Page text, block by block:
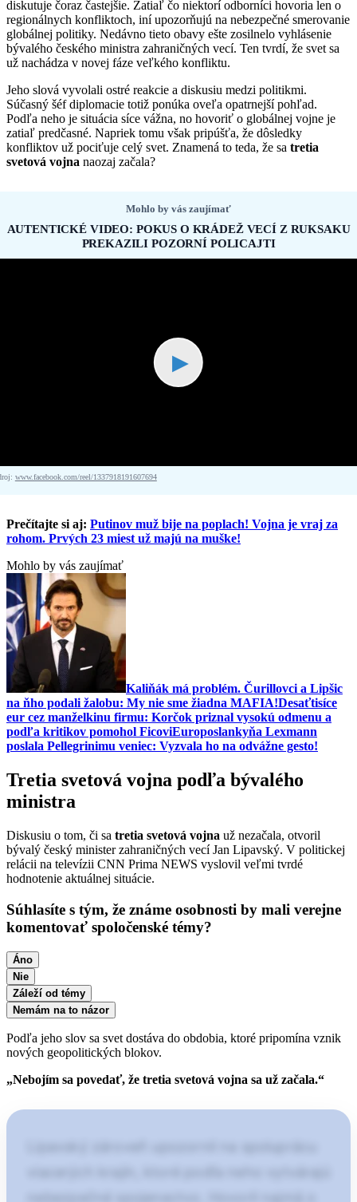
diskutuje čoraz častejšie. Zatiaľ čo niektorí odborníci hovoria len o
regionálnych konfliktoch, iní upozorňujú na nebezpečné smerovanie
globálnej politiky. Nedávno tieto obavy ešte zosilnelo vyhlásenie
bývalého českého ministra zahraničných vecí. Ten tvrdí, že svet sa
už nachádza v novej fáze veľkého konfliktu.
Jeho slová vyvolali ostré reakcie a diskusiu medzi politikmi.
Súčasný šéf diplomacie totiž ponúka oveľa opatrnejší pohľad.
Podľa neho je situácia síce vážna, no hovoriť o globálnej vojne je
zatiaľ predčasné. Napriek tomu však pripúšťa, že dôsledky
konfliktov už pociťuje celý svet. Znamená to teda, že sa tretia
svetová vojna naozaj začala?
Mohlo by vás zaujímať
AUTENTICKÉ VIDEO: POKUS O KRÁDEŽ VECÍ Z RUKSAKU
PREKAZILI POZORNÍ POLICAJTI
▶
www.facebook.com/reel/1337918191607694
Prečítajte si aj: Putinov muž bije na poplach! Vojna je vraj za
rohom. Prvých 23 miest už majú na muške!
Mohlo by vás zaujímať
Kaliňák má problém. Čurillovci a Lipšic
na ňho podali žalobu: My nie sme žiadna MAFIA!Desaťtisíce
eur cez manželkinu firmu: Korčok priznal vysokú odmenu a
podľa kritikov pomohol FicoviEuroposlankyňa Lexmann
poslala Pellegrinimu veniec: Vyzvala ho na odvážne gesto!
Tretia svetová vojna podľa bývalého
ministra
Diskusiu o tom, či sa tretia svetová vojna už nezačala, otvoril
bývalý český minister zahraničných vecí Jan Lipavský. V politickej
relácii na televízii CNN Prima NEWS vyslovil veľmi tvrdé
hodnotenie aktuálnej situácie.
Súhlasíte s tým, že známe osobnosti by mali verejne
komentovať spoločenské témy?
Áno
Nie
Záleží od témy
Nemám na to názor
Podľa jeho slov sa svet dostáva do obdobia, ktoré pripomína vznik
nových geopolitických blokov.
„Nebojím sa povedať, že tretia svetová vojna sa už začala.“